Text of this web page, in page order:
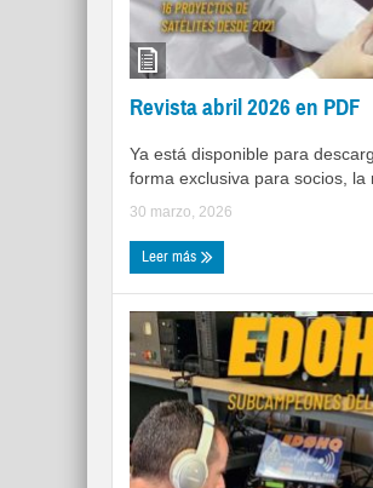
Revista abril 2026 en PDF
Ya está disponible para
forma exclusiva para socios, la
30 marzo, 2026
Leer más